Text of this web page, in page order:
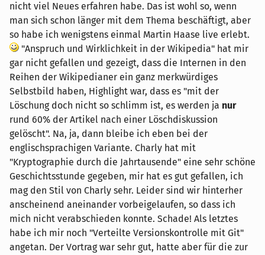
nicht viel Neues erfahren habe. Das ist wohl so, wenn
man sich schon länger mit dem Thema beschäftigt, aber
so habe ich wenigstens einmal Martin Haase live erlebt.
"Anspruch und Wirklichkeit in der Wikipedia" hat mir
gar nicht gefallen und gezeigt, dass die Internen in den
Reihen der Wikipedianer ein ganz merkwürdiges
Selbstbild haben, Highlight war, dass es "mit der
Löschung doch nicht so schlimm ist, es werden ja nur
rund 60% der Artikel nach einer Löschdiskussion
gelöscht". Na, ja, dann bleibe ich eben bei der
englischsprachigen Variante. Charly hat mit
"Kryptographie durch die Jahrtausende" eine sehr schöne
Geschichtsstunde gegeben, mir hat es gut gefallen, ich
mag den Stil von Charly sehr. Leider sind wir hinterher
anscheinend aneinander vorbeigelaufen, so dass ich
mich nicht verabschieden konnte. Schade! Als letztes
habe ich mir noch "Verteilte Versionskontrolle mit Git"
angetan. Der Vortrag war sehr gut, hatte aber für die zur